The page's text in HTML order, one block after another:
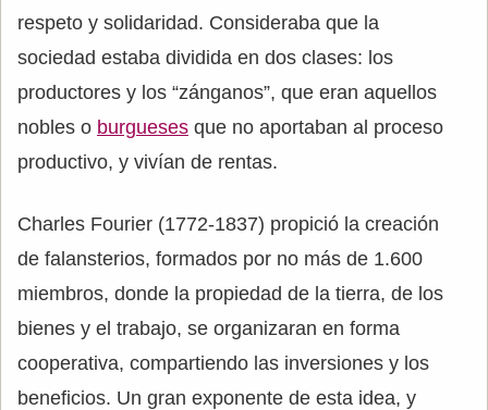
respeto y solidaridad. Consideraba que la
sociedad estaba dividida en dos clases: los
productores y los “zánganos”, que eran aquellos
nobles o burgueses que no aportaban al proceso
productivo, y vivían de rentas.
Charles Fourier (1772-1837) propició la creación
de falansterios, formados por no más de 1.600
miembros, donde la propiedad de la tierra, de los
bienes y el trabajo, se organizaran en forma
cooperativa, compartiendo las inversiones y los
beneficios. Un gran exponente de esta idea, y